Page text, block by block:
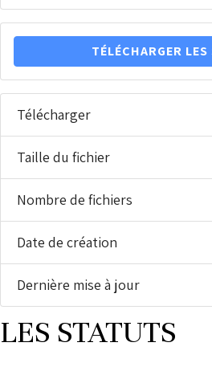
TÉLÉCHARGER
Télécharger
Taille du fichier
Nombre de fichiers
Date de création
Dernière mise à jour
LES STATUTS